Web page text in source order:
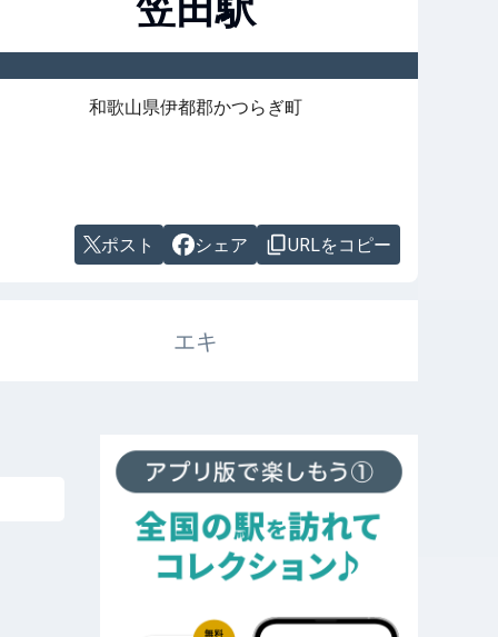
笠田駅
和歌山県伊都郡かつらぎ町
ポスト シェア URLをコピー
エキ